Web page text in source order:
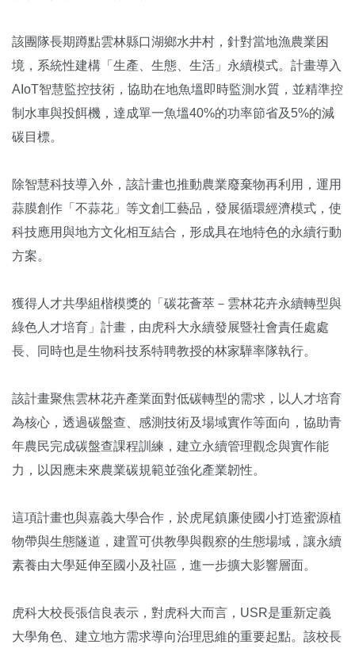
該團隊長期蹲點雲林縣口湖鄉水井村，針對當地漁農業困
境，系統性建構「生產、生態、生活」永續模式。計畫導入
AIoT智慧監控技術，協助在地魚塭即時監測水質，並精準控
制水車與投餌機，達成單一魚塭40%的功率節省及5%的減
碳目標。
除智慧科技導入外，該計畫也推動農業廢棄物再利用，運用
蒜膜創作「不蒜花」等文創工藝品，發展循環經濟模式，使
科技應用與地方文化相互結合，形成具在地特色的永續行動
方案。
獲得人才共學組楷模獎的「碳花薈萃－雲林花卉永續轉型與
綠色人才培育」計畫，由虎科大永續發展暨社會責任處處
長、同時也是生物科技系特聘教授的林家驊率隊執行。
該計畫聚焦雲林花卉產業面對低碳轉型的需求，以人才培育
為核心，透過碳盤查、感測技術及場域實作等面向，協助青
年農民完成碳盤查課程訓練，建立永續管理觀念與實作能
力，以因應未來農業碳規範並強化產業韌性。
這項計畫也與嘉義大學合作，於虎尾鎮廉使國小打造蜜源植
物帶與生態隧道，建置可供教學與觀察的生態場域，讓永續
素養由大學延伸至國小及社區，進一步擴大影響層面。
虎科大校長張信良表示，對虎科大而言，USR是重新定義
大學角色、建立地方需求導向治理思維的重要起點。該校長